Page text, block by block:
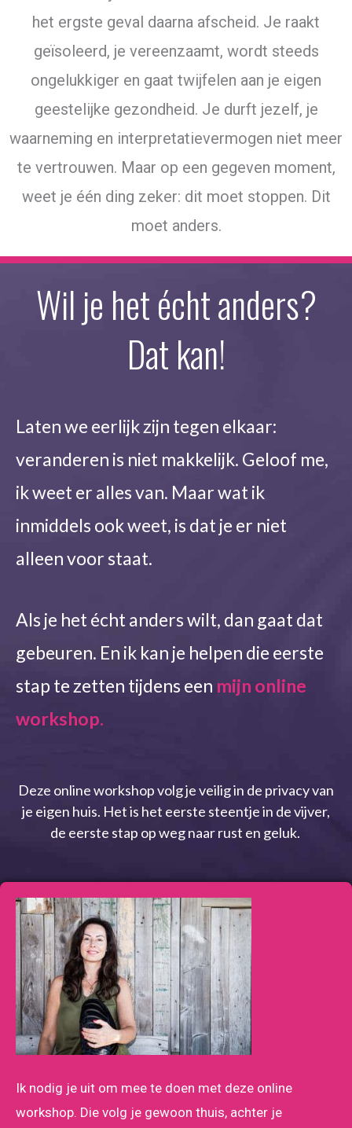
het ergste geval daarna afscheid. Je raakt
geïsoleerd, je vereenzaamt, wordt steeds
ongelukkiger en gaat twijfelen aan je eigen
geestelijke gezondheid. Je durft jezelf, je
waarneming en interpretatievermogen niet meer
te vertrouwen. Maar op een gegeven moment,
weet je één ding zeker: dit moet stoppen. Dit
moet anders.
Wil je het écht anders?
Dat kan!
Laten we eerlijk zijn tegen elkaar:
veranderen is niet makkelijk. Geloof me,
ik weet er alles van. Maar wat ik
inmiddels ook weet, is dat je er niet
alleen voor staat.
Als je het écht anders wilt, dan gaat dat
gebeuren. En ik kan je helpen die eerste
stap te zetten tijdens een mijn online
workshop.
Deze online workshop volg je veilig in de privacy van
je eigen huis. Het is het eerste steentje in de vijver,
de eerste stap op weg naar rust en geluk.
Ik nodig je uit om mee te doen met deze online
workshop. Die volg je gewoon thuis, achter je